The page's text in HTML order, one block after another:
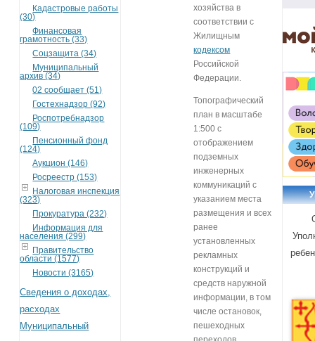
Кадастровые работы
(30)
Финансовая
грамотность (33)
Соцзащита (34)
Муниципальный
архив (34)
02 сообщает (51)
Гостехнадзор (92)
Роспотребнадзор
(109)
Пенсионный фонд
(124)
Аукцион (146)
Росреестр (153)
Налоговая инспекция
(323)
Прокуратура (232)
Информация для
населения (299)
Правительство
области (1577)
Новости (3165)
Сведения о доходах,
расходах
Муниципальный
хозяйства в
соответствии с
Жилищным
кодексом
Российской
Федерации.
Топографический
план в масштабе
1:500 с
отображением
подземных
инженерных
коммуникаций с
указанием места
размещения и всех
ранее
установленных
рекламных
конструкций и
средств наружной
информации, в том
числе остановок,
пешеходных